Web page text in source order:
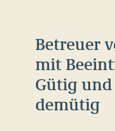
Betreuer
mit
Gütig
demütig